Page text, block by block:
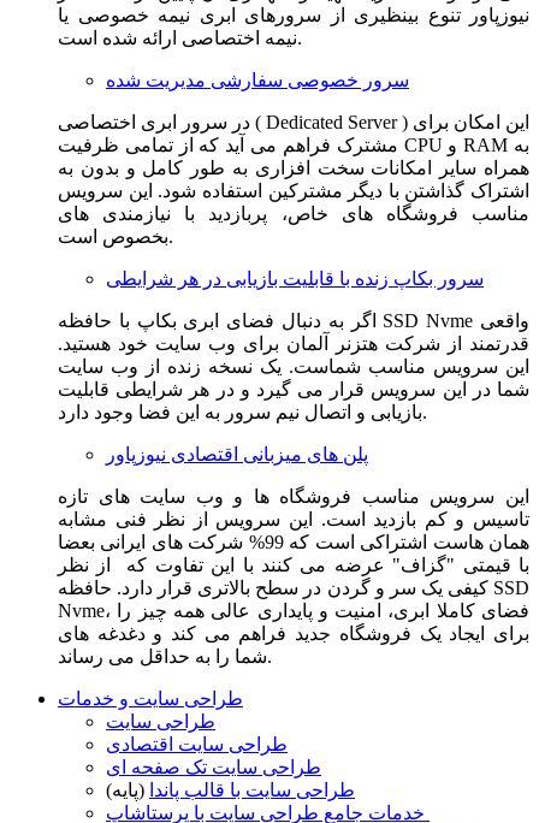
نیوزپاور تنوع بینظیری از سرورهای ابری نیمه خصوصی یا
نیمه اختصاصی ارائه شده است.
سرور خصوصی سفارشی مدیریت شده
در سرور ابری اختصاصی ( Dedicated Server ) این امکان برای
مشترک فراهم می آید که از تمامی ظرفیت CPU و RAM به
همراه سایر امکانات سخت افزاری به طور کامل و بدون به
اشتراک گذاشتن با دیگر مشترکین استفاده شود. این سرویس
مناسب فروشگاه های خاص، پربازدید با نیازمندی های
بخصوص است.
سرور بکاپ زنده با قابلیت بازیابی در هر شرایطی
اگر به دنبال فضای ابری بکاپ با حافظه SSD Nvme واقعی
قدرتمند از شرکت هتزنر آلمان برای وب سایت خود هستید.
این سرویس مناسب شماست. یک نسخه زنده از وب سایت
شما در این سرویس قرار می گیرد و در هر شرایطی قابلیت
بازیابی و اتصال نیم سرور به این فضا وجود دارد.
پلن های میزبانی اقتصادی نیوزپاور
این سرویس مناسب فروشگاه ها و وب سایت های تازه
تاسیس و کم بازدید است. این سرویس از نظر فنی مشابه
همان هاست اشتراکی است که 99% شرکت های ایرانی بعضا
با قیمتی "گزاف" عرضه می کنند با این تفاوت که از نظر
کیفی یک سر و گردن در سطح بالاتری قرار دارد. حافظه SSD
Nvme، فضای کاملا ابری، امنیت و پایداری عالی همه چیز را
برای ایجاد یک فروشگاه جدید فراهم می کند و دغدغه های
شما را به حداقل می رساند.
طراحی سایت و خدمات
طراحی سایت
طراحی سایت اقتصادی
طراحی سایت تک صفحه ای
طراحی سایت با قالب پاندا (پایه)